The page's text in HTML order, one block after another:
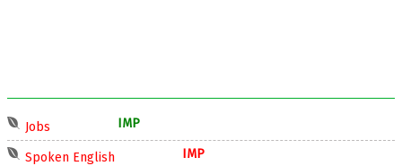
Jobs IMP
Spoken English IMP